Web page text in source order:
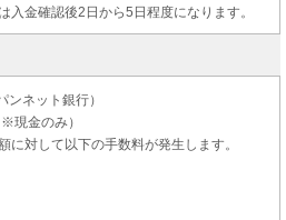
入金確認後2日から5日程度になります。
ネット銀行）
現金のみ）
に対して以下の手数料が発生します。